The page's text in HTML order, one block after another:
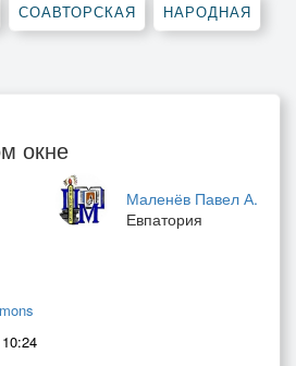
СОАВТОРСКАЯ НАРОДНАЯ
окне
Маленёв Павел А.
Евпатория